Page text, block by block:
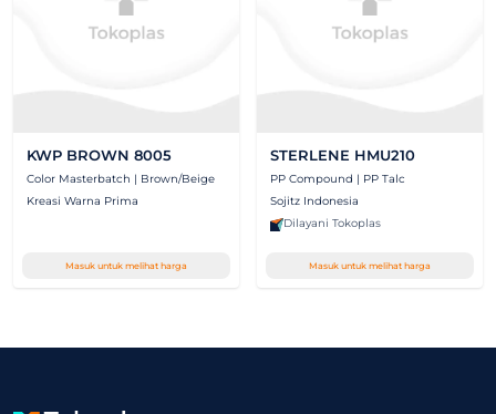
KWP BROWN 8005
Color Masterbatch | Brown/Beige
Kreasi Warna Prima
Masuk untuk melihat harga
STERLENE HMU210
PP Compound | PP Talc
Sojitz Indonesia
Dilayani Tokoplas
Masuk untuk melihat harga